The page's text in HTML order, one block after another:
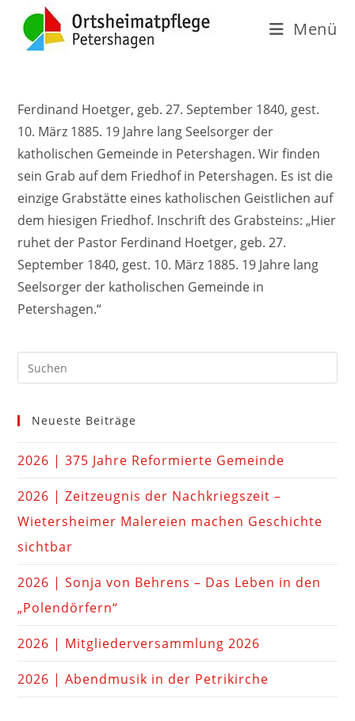
Menü
Ferdinand Hoetger, geb. 27. September 1840, gest.
10. März 1885. 19 Jahre lang Seelsorger der
katholischen Gemeinde in Petershagen. Wir finden
sein Grab auf dem Friedhof in Petershagen. Es ist die
einzige Grabstätte eines katholischen Geistlichen auf
dem hiesigen Friedhof. Inschrift des Grabsteins: „Hier
ruhet der Pastor Ferdinand Hoetger, geb. 27.
September 1840, gest. 10. März 1885. 19 Jahre lang
Seelsorger der katholischen Gemeinde in
Petershagen.“
Neueste Beiträge
2026 | 375 Jahre Reformierte Gemeinde
2026 | Zeitzeugnis der Nachkriegszeit –
Wietersheimer Malereien machen Geschichte
sichtbar
2026 | Sonja von Behrens – Das Leben in den
„Polendörfern“
2026 | Mitgliederversammlung 2026
2026 | Abendmusik in der Petrikirche